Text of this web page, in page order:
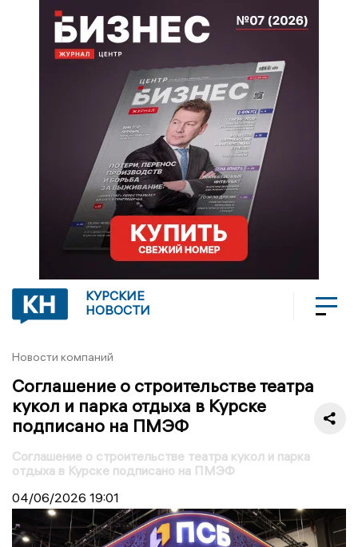
КУРСКИЕ
НОВОСТИ
Новости компаний
Соглашение о строительстве театра
кукол и парка отдыха в Курске
подписано на ПМЭФ
Соглашение о строительстве театра кукол и парка
отдыха в Курске подписано на ПМЭФ
04/06/2026 19:01